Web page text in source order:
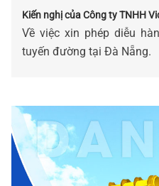
Kiến nghị của Công ty TNHH
Về việc xin phép diễu
tuyến đường tại Đà Nẵng.